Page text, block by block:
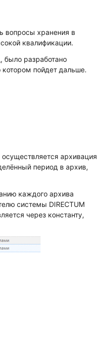
вопросы хранения в
квалификации.
было разработано
котором пойдет дальше.
архивация
период в архив,
каждого архива
системы DIRECTUM
через константу,